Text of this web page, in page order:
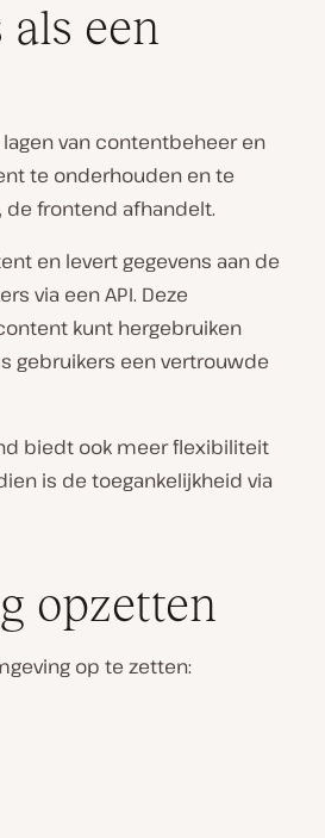
een
van contentbeheer en
te onderhouden en te
de frontend afhandelt.
en levert gegevens aan de
via een API. Deze
kunt hergebruiken
gebruikers een vertrouwde
biedt ook meer flexibiliteit
is de toegankelijkheid via
opzetten
op te zetten: